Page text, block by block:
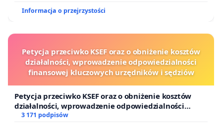
Informacja o przejrzystości
Petycja przeciwko KSEF oraz o obniżenie kosztów
działalności, wprowadzenie odpowiedzialności
finansowej kluczowych urzędników i sędziów
Petycja przeciwko KSEF oraz o obniżenie kosztów
działalności, wprowadzenie odpowiedzialności
finansowej kluczowych urzędników i sędziów
3 171 podpisów